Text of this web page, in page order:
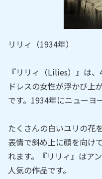
リリィ（1934年）
『リリィ（Lilies）』は
ドレスの女性が浮かび上
です。1934年にニューヨ
たくさんの白いユリの花
表情で斜め上に顔を向け
れます。『リリィ』はア
人気の作品です。